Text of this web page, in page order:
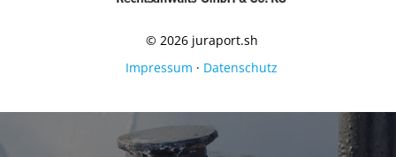
© 2026 juraport.sh
Impressum · Datenschutz